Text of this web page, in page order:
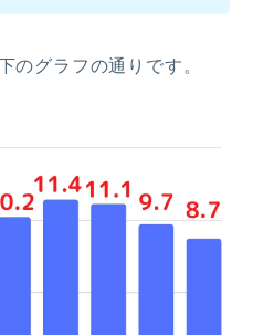
のグラフの通りです。